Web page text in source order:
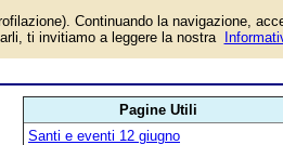
e
Pagine Utili
Santi e eventi 12 giugno
Continuando la navigazione,
ti invitiamo a leggere la nostra